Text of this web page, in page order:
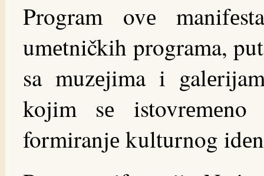
Program ovе
umеtničkih programa,
sa muzеjima i
kojim sе
formiranjе kulturnog